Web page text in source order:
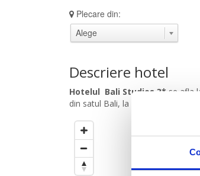
Plecare din:
Descriere hotel
Hotelul Bali Studios 3* se afla
din satul Bali, la 25 de km de
Trageti